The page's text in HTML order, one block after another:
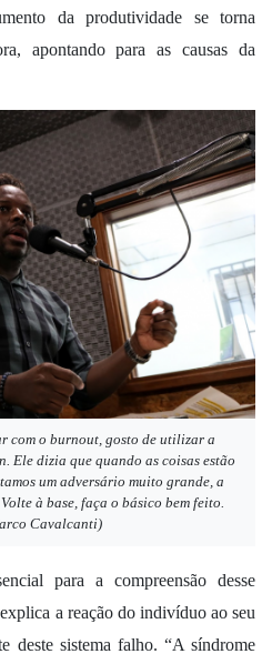
da produtividade se torna
apontando para as causas da
com o burnout, gosto de utilizar a
Ele dizia que quando as coisas estão
um adversário muito grande, a
à base, faça o básico bem feito.
Cavalcanti)
para a compreensão desse
a reação do indivíduo ao seu
deste sistema falho. “A síndrome